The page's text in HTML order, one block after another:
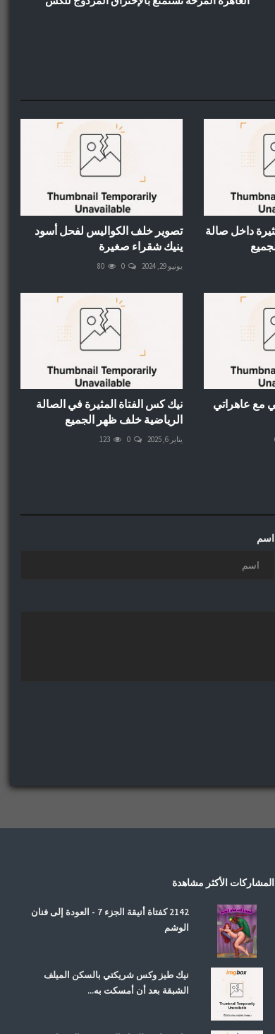
داخل صالة
تصوير خلف الكواليس لفحل أسود
ينيك شقراء صغيرة
يونيو 29, 2024 0
80
مع عاهراتي
نيك كس الفتاة المثيرة في الصالة
الرياضية خلف ظهر الجميع
يناير 6, 2025 0
123
اسم
المشاركات الأكثر مشاهدة
2142 كفتاة أنيقة الجزء 7 - العودة إلى فنان
الوشم
نيك طيز وكس شريكتي بالسكن الميلف
الشبقة بعد أن أمسكت به...